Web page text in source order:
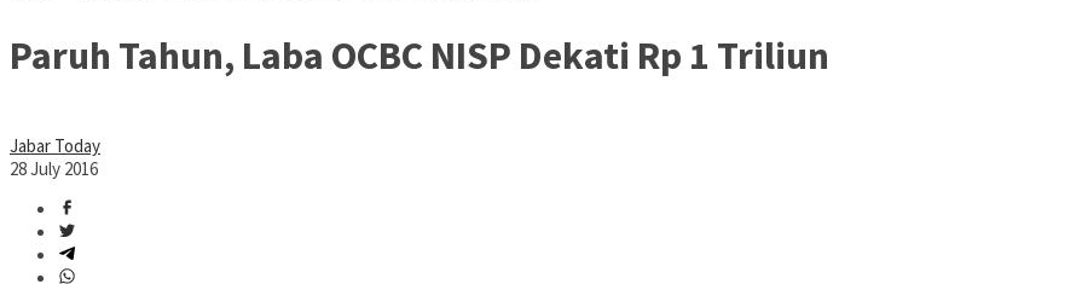
Paruh Tahun, Laba OCBC NISP Dekati Rp 1 Triliun
Jabar Today
28 July 2016